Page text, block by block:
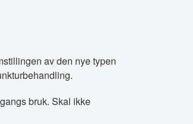
av den nye typen
bruk. Skal ikke